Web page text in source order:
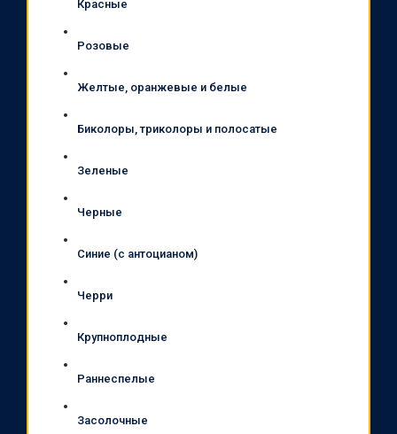
Красные
Розовые
Желтые, оранжевые и белые
Биколоры, триколоры и полосатые
Зеленые
Черные
Синие (с антоцианом)
Черри
Крупноплодные
Раннеспелые
Засолочные